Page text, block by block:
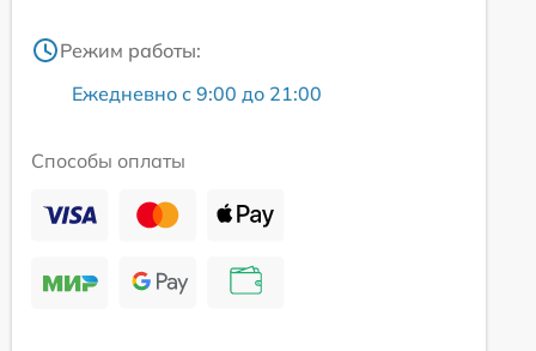
Режим работы:
Ежедневно с 9:00 до 21:00
Способы оплаты